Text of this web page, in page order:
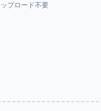
プロード不要